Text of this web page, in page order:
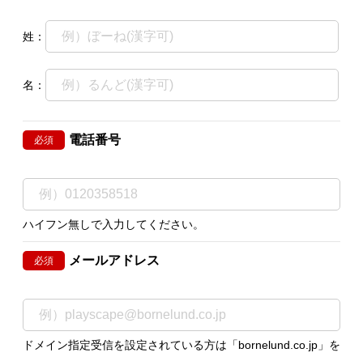
姓：
名：
必須 電話番号
ハイフン無しで入力してください。
必須 メールアドレス
ドメイン指定受信を設定されている方は「bornelund.co.jp」を